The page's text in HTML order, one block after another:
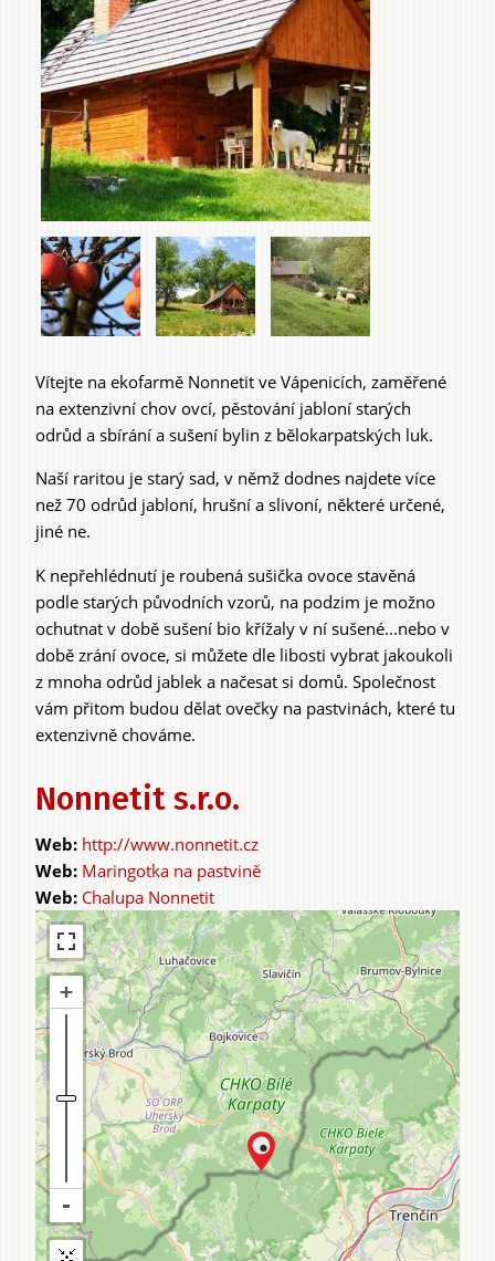
Items
Home & Interior
Garden & Orchard
Services
Experiences &
Agritourism
Vítejte na ekofarmě Nonnetit ve Vápenicích, zaměřené
na extenzivní chov ovcí, pěstování jabloní starých
odrůd a sbírání a sušení bylin z bělokarpatských luk.
Naší raritou je starý sad, v němž dodnes najdete více
než 70 odrůd jabloní, hrušní a slivoní, některé určené,
jiné ne.
K nepřehlédnutí je roubená sušička ovoce stavěná
podle starých původních vzorů, na podzim je možno
ochutnat v době sušení bio křížaly v ní sušené...nebo v
době zrání ovoce, si můžete dle libosti vybrat jakoukoli
z mnoha odrůd jablek a načesat si domů. Společnost
vám přitom budou dělat ovečky na pastvinách, které tu
extenzivně chováme.
Nonnetit s.r.o.
http://www.nonnetit.cz
Maringotka na pastvině
Chalupa Nonnetit